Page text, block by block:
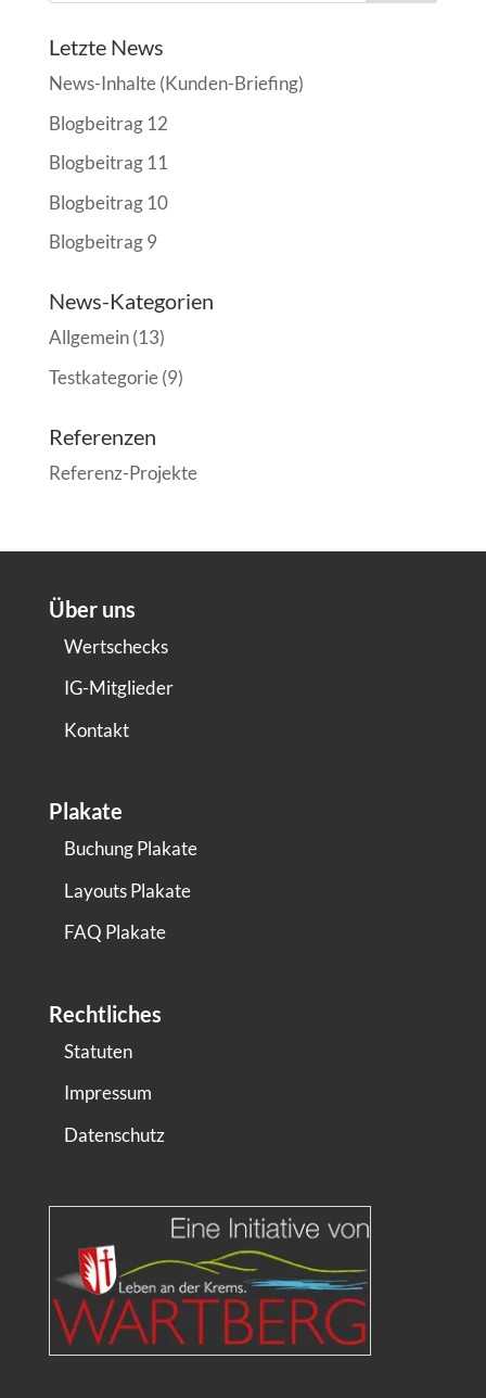
Letzte News
News-Inhalte (Kunden-Briefing)
Blogbeitrag 12
Blogbeitrag 11
Blogbeitrag 10
Blogbeitrag 9
News-Kategorien
Allgemein(13)
Testkategorie(9)
Referenzen
Referenz-Projekte
Über uns
Wertschecks
IG-Mitglieder
Kontakt
Plakate
Buchung Plakate
Layouts Plakate
FAQ Plakate
Rechtliches
Statuten
Impressum
Datenschutz